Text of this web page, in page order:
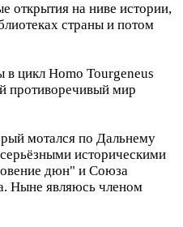
открытия на ниве истории,
страны и потом
в цикл Homo Tourgeneus
противоречивый мир
мотался по Дальнему
историческими
дюн" и Союза
Ныне являюсь членом